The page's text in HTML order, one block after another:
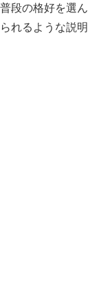
段の格好を選ん
れるような説明